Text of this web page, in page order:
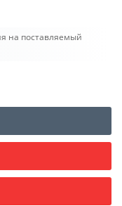
на поставляемый